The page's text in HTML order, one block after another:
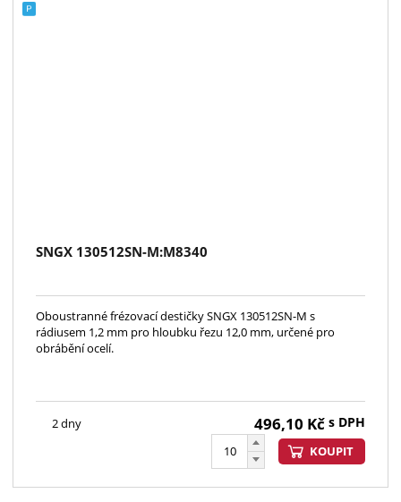
SNGX 130512SN-M:M8340
Oboustranné frézovací destičky SNGX 130512SN-M s
rádiusem 1,2 mm pro hloubku řezu 12,0 mm, určené pro
obrábění ocelí.
2 dny 496,10 Kč s DPH
KOUPIT